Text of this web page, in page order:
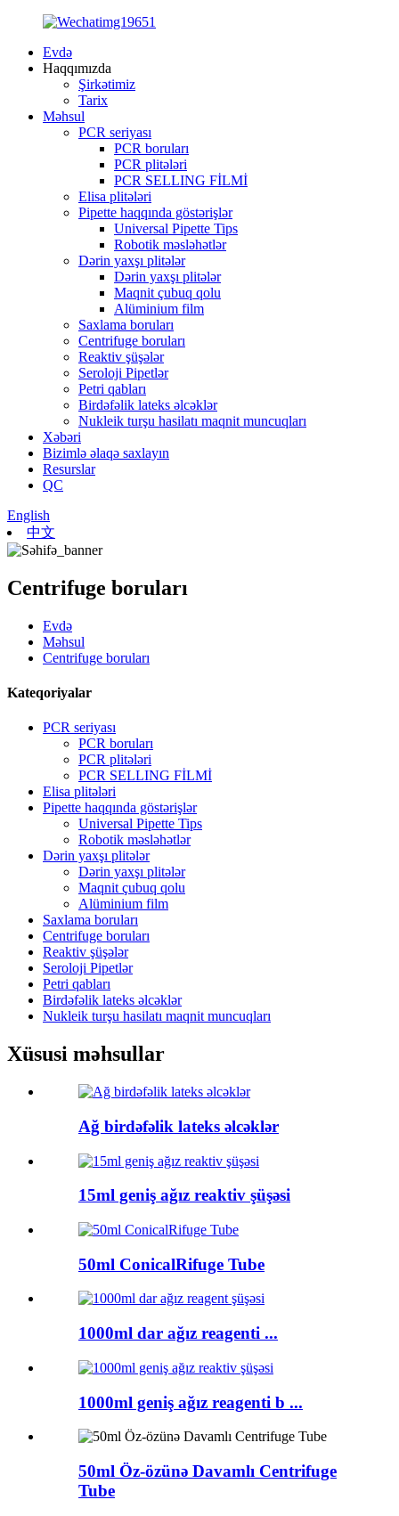
Evdə
Haqqımızda
Şirkətimiz
Tarix
Məhsul
PCR seriyası
PCR boruları
PCR plitələri
PCR SELLING FİLMİ
Elisa plitələri
Pipette haqqında göstərişlər
Universal Pipette Tips
Robotik məsləhətlər
Dərin yaxşı plitələr
Dərin yaxşı plitələr
Maqnit çubuq qolu
Alüminium film
Saxlama boruları
Centrifuge boruları
Reaktiv şüşələr
Seroloji Pipetlər
Petri qabları
Birdəfəlik lateks əlcəklər
Nukleik turşu hasilatı maqnit muncuqları
Xəbəri
Bizimlə əlaqə saxlayın
Resurslar
QC
English
中文
Centrifuge boruları
Evdə
Məhsul
Centrifuge boruları
Kateqoriyalar
PCR seriyası
PCR boruları
PCR plitələri
PCR SELLING FİLMİ
Elisa plitələri
Pipette haqqında göstərişlər
Universal Pipette Tips
Robotik məsləhətlər
Dərin yaxşı plitələr
Dərin yaxşı plitələr
Maqnit çubuq qolu
Alüminium film
Saxlama boruları
Centrifuge boruları
Reaktiv şüşələr
Seroloji Pipetlər
Petri qabları
Birdəfəlik lateks əlcəklər
Nukleik turşu hasilatı maqnit muncuqları
Xüsusi məhsullar
Ağ birdəfəlik lateks əlcəklər
15ml geniş ağız reaktiv şüşəsi
50ml ConicalRifuge Tube
1000ml dar ağız reagenti ...
1000ml geniş ağız reagenti b ...
50ml Öz-özünə Davamlı Centrifuge
Tube